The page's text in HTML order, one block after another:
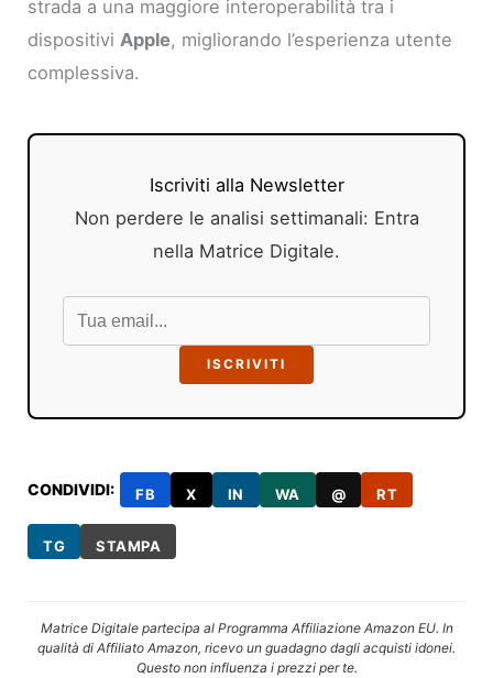
strada a una maggiore interoperabilità tra i
dispositivi Apple, migliorando l’esperienza utente
complessiva.
Iscriviti alla Newsletter
Non perdere le analisi settimanali: Entra
nella Matrice Digitale.
ISCRIVITI
CONDIVIDI: FB X IN WA @ RT
TG STAMPA
Matrice Digitale partecipa al Programma Affiliazione Amazon EU. In
qualità di Affiliato Amazon, ricevo un guadagno dagli acquisti idonei.
Questo non influenza i prezzi per te.